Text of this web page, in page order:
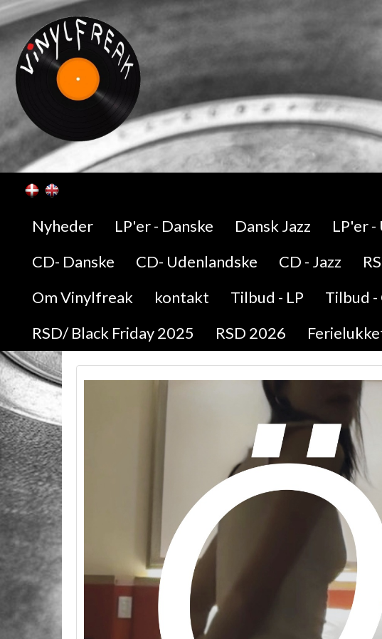
Nyheder LP'er - Danske Dansk Jazz LP'er -
CD- Danske
CD- Udenlandske CD - Jazz
Om Vinylfreak
kontakt Tilbud - LP Tilbud -
RSD/ Black Friday 2025
RSD 2026